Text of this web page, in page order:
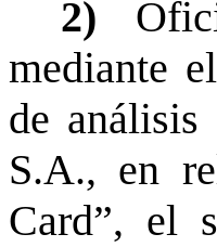
2)
mediante
de
S.A., en
Card”, el